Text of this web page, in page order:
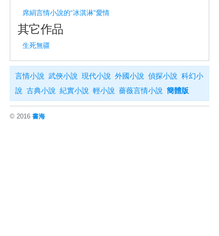
席絹言情小說的“冰淇淋”愛情
其它作品
生死無疆
言情小說 武俠小說 現代小說 外國小說 偵探小說 科幻小
說 古典小說 紀實小說 輕小說 薔薇言情小說 簡體版
© 2016 書海